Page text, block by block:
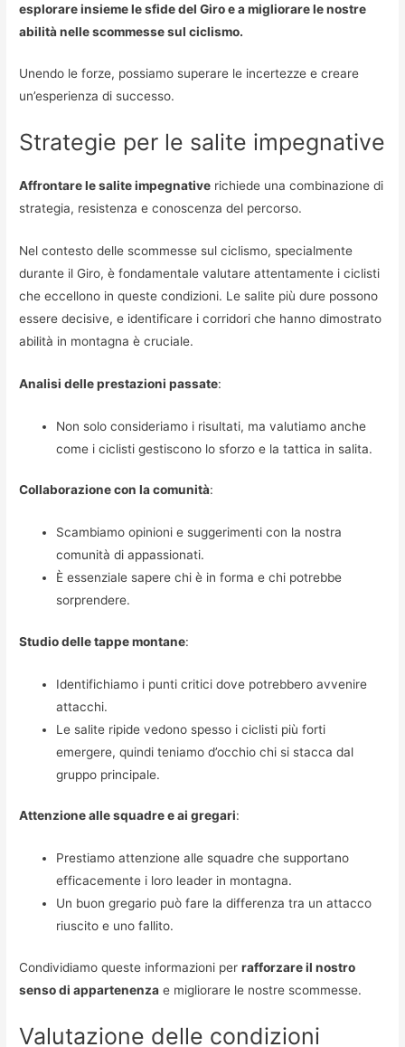
esplorare insieme le sfide del Giro e a migliorare le nostre
abilità nelle scommesse sul ciclismo.
Unendo le forze, possiamo superare le incertezze e creare
un’esperienza di successo.
Strategie per le salite impegnative
Affrontare le salite impegnative richiede una combinazione di
strategia, resistenza e conoscenza del percorso.
Nel contesto delle scommesse sul ciclismo, specialmente
durante il Giro, è fondamentale valutare attentamente i ciclisti
che eccellono in queste condizioni. Le salite più dure possono
essere decisive, e identificare i corridori che hanno dimostrato
abilità in montagna è cruciale.
Analisi delle prestazioni passate:
Non solo consideriamo i risultati, ma valutiamo anche
come i ciclisti gestiscono lo sforzo e la tattica in salita.
Collaborazione con la comunità:
Scambiamo opinioni e suggerimenti con la nostra
comunità di appassionati.
È essenziale sapere chi è in forma e chi potrebbe
sorprendere.
Studio delle tappe montane:
Identifichiamo i punti critici dove potrebbero avvenire
attacchi.
Le salite ripide vedono spesso i ciclisti più forti
emergere, quindi teniamo d’occhio chi si stacca dal
gruppo principale.
Attenzione alle squadre e ai gregari:
Prestiamo attenzione alle squadre che supportano
efficacemente i loro leader in montagna.
Un buon gregario può fare la differenza tra un attacco
riuscito e uno fallito.
Condividiamo queste informazioni perrafforzare il nostro
senso di appartenenza e migliorare le nostre scommesse.
Valutazione delle condizioni